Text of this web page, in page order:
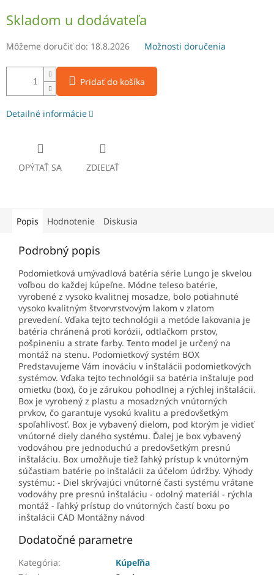
cena:
Skladom u dodávateľa
Môžeme doručiť do: 18.8.2026 Možnosti doručenia
Pridať do košíka
Detailné informácie
OPÝTAŤ SA ZDIEĽAŤ
Popis Hodnotenie Diskusia
Podrobný popis
Podomietková umývadlová batéria série Lungo je skvelou
voľbou do každej kúpeľne. Módne teleso batérie,
vyrobené z vysoko kvalitnej mosadze, bolo potiahnuté
vysoko kvalitným štvorvrstvovým lakom v zlatom
prevedení. Vďaka tejto technológii a metóde lakovania je
batéria chránená proti korózii, odtlačkom prstov,
pošpineniu a strate farby. Tento model je určený na
montáž na stenu. Podomietkový systém BOX
Predstavujeme Vám inováciu v inštalácii podomietkových
systémov. Vďaka tejto technológii sa batéria inštaluje pod
omietku (box), čo je zárukou pohodlnej a rýchlej inštalácii.
Box je vyrobený z plastu a mosadzných vnútorných
prvkov, čo garantuje vysokú kvalitu a predovšetkým
spoľahlivosť. Box je vybavený dielom, pod ktorým je vidieť
vnútorné diely daného systému. Ďalej je box vybavený
vodováhou pre jednoduchú a predovšetkým presnú
inštaláciu. Box umožňuje tiež ľahký prístup k vnútorným
súčastiam batérie po inštalácii za účelom údržby. Výhody
systému: - Diel skrývajúci vnútorné časti systému vrátane
vodováhy pre presnú inštaláciu - odolný materiál - rýchla
montáž - ľahký prístup do vnútorných častí boxu po
inštalácii CAD Montážny návod
Dodatočné parametre
Kategória:
Kúpeľňa